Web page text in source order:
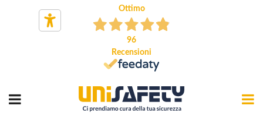
Ottimo
96
Recensioni